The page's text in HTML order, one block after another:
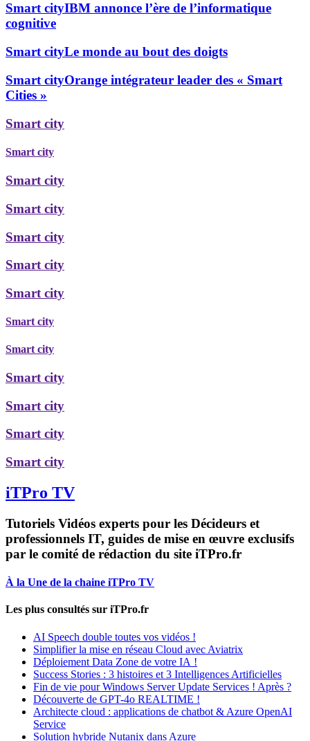
Smart cityIBM annonce l’ère de l’informatique
cognitive
Smart cityLe monde au bout des doigts
Smart cityOrange intégrateur leader des « Smart
Cities »
Smart city
Smart city
Smart city
Smart city
Smart city
Smart city
Smart city
Smart city
Smart city
Smart city
Smart city
Smart city
Smart city
iTPro TV
Tutoriels Vidéos experts pour les Décideurs et
professionnels IT, guides de mise en œuvre exclusifs
par le comité de rédaction du site iTPro.fr
À la Une de la chaine iTPro TV
Les plus consultés sur iTPro.fr
AI Speech double toutes vos vidéos !
Simplifier la mise en réseau Cloud avec Aviatrix
Déploiement Data Zone de votre IA !
Success Stories : 3 histoires et 3 Intelligences Artificielles
Fin de vie pour Windows Server Update Services ! Après ?
Découverte de GPT-4o REALTIME !
Architecte cloud : applications de chatbot & Azure OpenAI
Service
Solution hybride Nutanix dans Azure